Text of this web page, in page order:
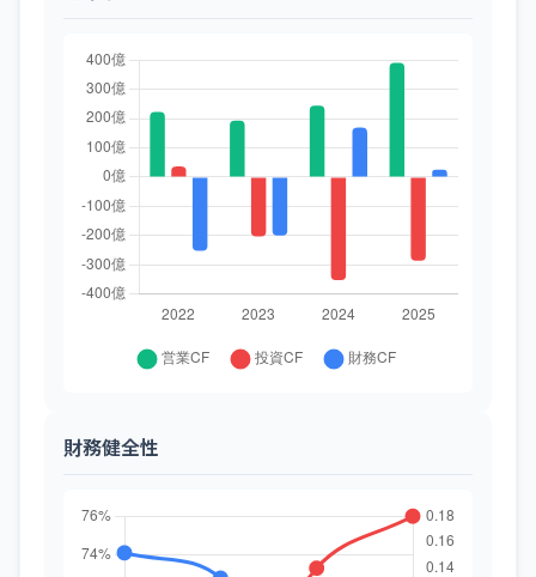
財務健全性